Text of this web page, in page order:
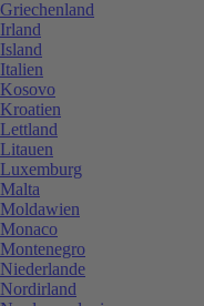
Griechenland
Irland
Island
Italien
Kosovo
Kroatien
Lettland
Litauen
Luxemburg
Malta
Moldawien
Monaco
Montenegro
Niederlande
Nordirland